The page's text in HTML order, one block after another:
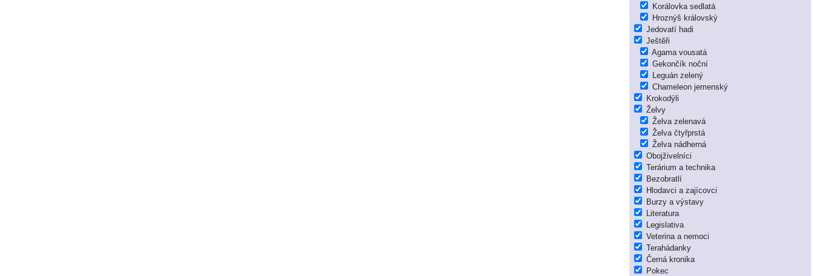
Korálovka sedlatá
Hroznýš královský
Jedovatí hadi
Ještěři
Agama vousatá
Gekončík noční
Leguán zelený
Chameleon jemenský
Krokodýli
Želvy
Želva zelenavá
Želva čtyřprstá
Želva nádherná
Obojživelníci
Terárium a technika
Bezobratlí
Hlodavci a zajícovci
Burzy a výstavy
Literatura
Legislativa
Veterina a nemoci
Terahádanky
Černá kronika
Pokec